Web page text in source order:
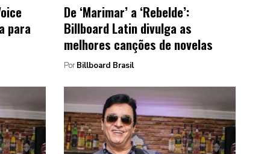
para
De ‘Marimar’ a ‘Rebelde’:
Billboard Latin divulga as
melhores canções de novelas
Por Billboard Brasil